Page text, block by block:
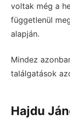
voltak még a
függetlenül
alapján.
Mindez
találgatások
Hajdu